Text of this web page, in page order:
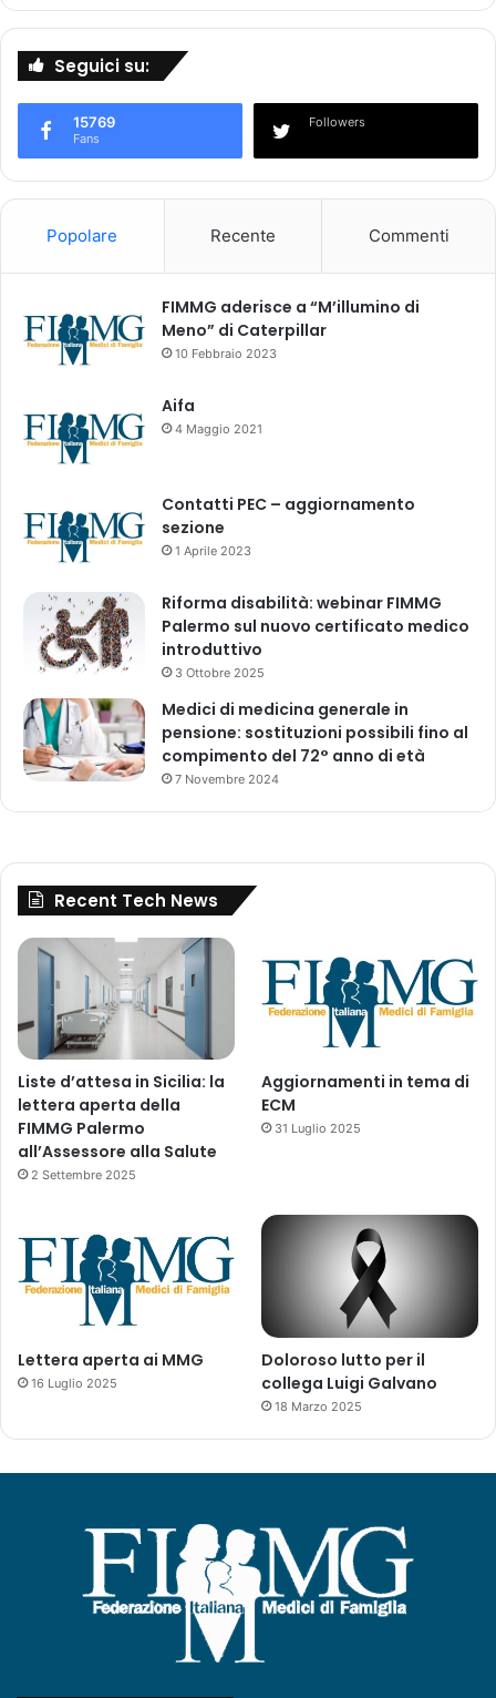
a
p
r
à
G
e
Seguici su:
15769
Fans
Followers
Popolare Recente Commenti
FIMMG aderisce a “M’illumino di
Meno” di Caterpillar
10 Febbraio 2023
Aifa
4 Maggio 2021
Contatti PEC – aggiornamento
sezione
1 Aprile 2023
Riforma disabilità: webinar FIMMG
Palermo sul nuovo certificato medico
introduttivo
3 Ottobre 2025
Medici di medicina generale in
pensione: sostituzioni possibili fino al
compimento del 72° anno di età
7 Novembre 2024
Recent Tech News
Liste d’attesa in Sicilia: la
lettera aperta della
FIMMG Palermo
all’Assessore alla Salute
2 Settembre 2025
Aggiornamenti in tema di
ECM
31 Luglio 2025
Lettera aperta ai MMG
16 Luglio 2025
Doloroso lutto per il
collega Luigi Galvano
18 Marzo 2025